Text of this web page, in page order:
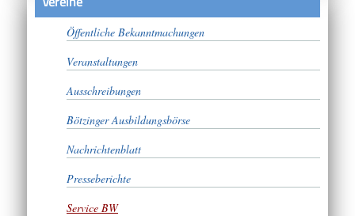
Öffentliche Bekanntmachungen
Veranstaltungen
Ausschreibungen
Bötzinger Ausbildungsbörse
Nachrichtenblatt
Presseberichte
Service BW